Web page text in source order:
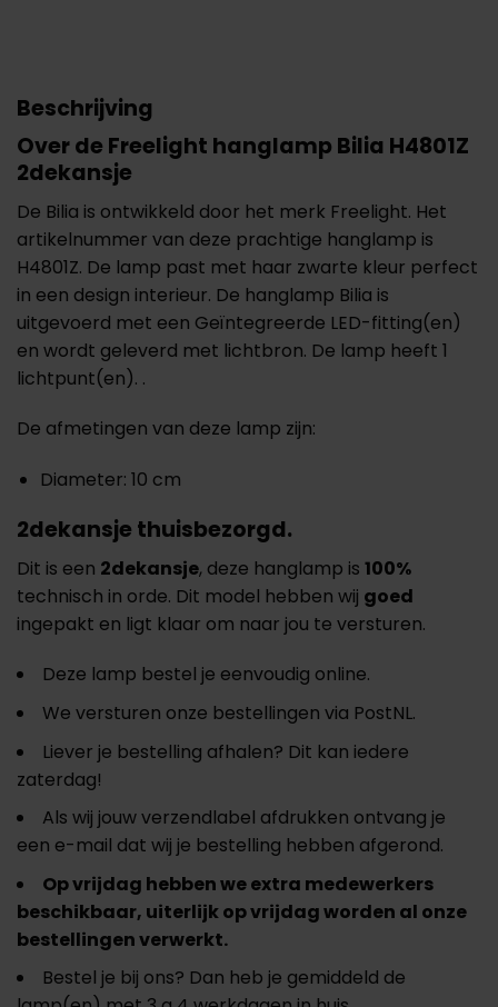
Beschrijving
Over de Freelight hanglamp Bilia H4801Z
2dekansje
De Bilia is ontwikkeld door het merk Freelight. Het
artikelnummer van deze prachtige hanglamp is
H4801Z. De lamp past met haar zwarte kleur perfect
in een design interieur. De hanglamp Bilia is
uitgevoerd met een Geïntegreerde LED-fitting(en)
en wordt geleverd met lichtbron. De lamp heeft 1
lichtpunt(en). .
De afmetingen van deze lamp zijn:
Diameter: 10 cm
2dekansje thuisbezorgd.
Dit is een 2dekansje, deze hanglamp is 100%
technisch in orde. Dit model hebben wij goed
ingepakt en ligt klaar om naar jou te versturen.
Deze lamp bestel je eenvoudig online.
We versturen onze bestellingen via PostNL.
Liever je bestelling afhalen? Dit kan iedere
zaterdag!
Als wij jouw verzendlabel afdrukken ontvang je
een e-mail dat wij je bestelling hebben afgerond.
Op vrijdag hebben we extra medewerkers
beschikbaar, uiterlijk op vrijdag worden al onze
bestellingen verwerkt.
Bestel je bij ons? Dan heb je gemiddeld de